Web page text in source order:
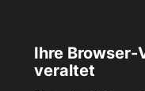
Ihre Browser-
veraltet